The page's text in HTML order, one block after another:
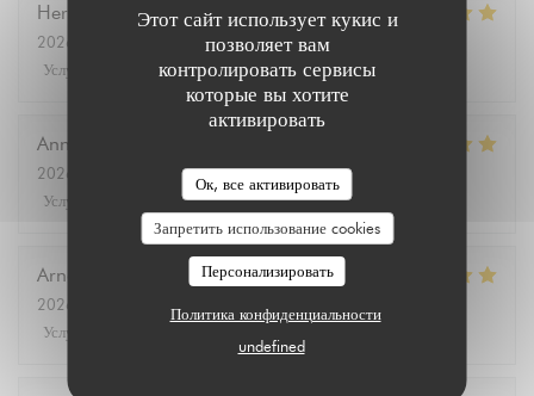
Этот сайт использует кукис и
позволяет вам
контролировать сервисы
которые вы хотите
активировать
Ок, все активировать
Запретить использование cookies
Персонализировать
Политика конфиденциальности
undefined
Hervé
2026-08-04
- 12:00 - гости 2
Услуги
Атмосфера: 5/5 Меню: 5/5 Цена / качество
Annie
2026-08-03
- 19:00 - гости 2
Услуги
Атмосфера: 5/5 Меню: 5/5 Цена / качество
Arnaud
2026-08-01
Услуги